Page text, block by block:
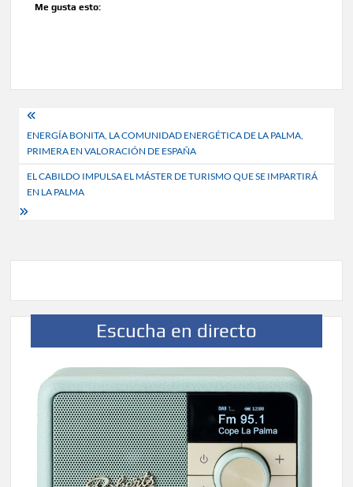
Me gusta esto:
Navegación
de
entradas
ENERGÍA BONITA, LA COMUNIDAD ENERGÉTICA DE LA PALMA,
PRIMERA EN VALORACIÓN DE ESPAÑA
EL CABILDO IMPULSA EL MÁSTER DE TURISMO QUE SE IMPARTIRÁ
EN LA PALMA
Escucha en directo